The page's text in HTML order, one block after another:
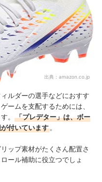
出典： amazon.co.jp
ルダーの選手などにおすす
ームを支配するためには、
。
「プレデター」は、ボー
付いています 。
ップ素材がたくさん配置さ
ール補助に役立つでしょ